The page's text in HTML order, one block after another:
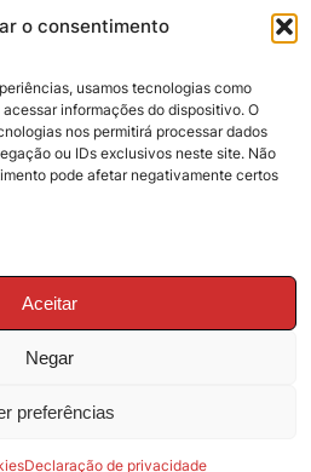
o consentimento
usamos tecnologias como
informações do dispositivo. O
nos permitirá processar dados
ou IDs exclusivos neste site. Não
pode afetar negativamente certos
Aceitar
Negar
preferências
Declaração de privacidade
direitos